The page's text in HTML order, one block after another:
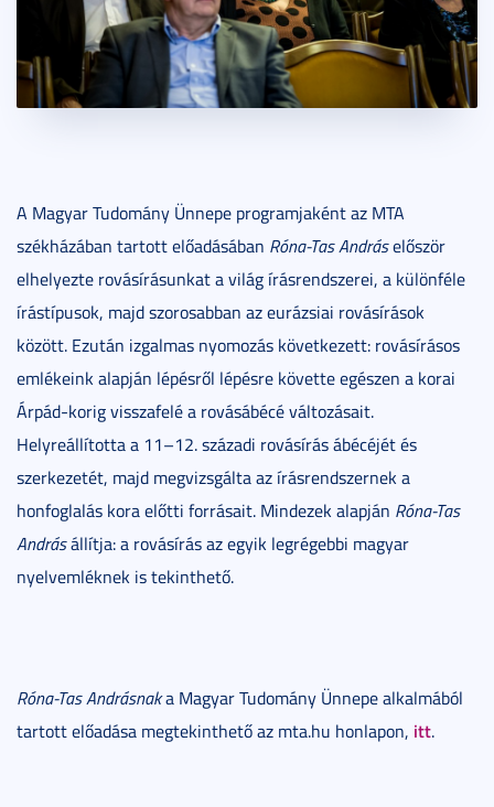
A Magyar Tudomány Ünnepe programjaként az MTA
székházában tartott előadásában Róna-Tas Andráselőször
elhelyezte rovásírásunkat a világ írásrendszerei, a különféle
írástípusok, majd szorosabban az eurázsiai rovásírások
között. Ezután izgalmas nyomozás következett: rovásírásos
emlékeink alapján lépésről lépésre követte egészen a korai
Árpád-korig visszafelé a rovásábécé változásait.
Helyreállította a 11–12. századi rovásírás ábécéjét és
szerkezetét, majd megvizsgálta az írásrendszernek a
honfoglalás kora előtti forrásait. Mindezek alapján Róna-Tas
Andrásállítja: a rovásírás az egyik legrégebbi magyar
nyelvemléknek is tekinthető.
Róna-Tas Andrásnaka Magyar Tudomány Ünnepe alkalmából
tartott előadása megtekinthető az mta.hu honlapon, itt.